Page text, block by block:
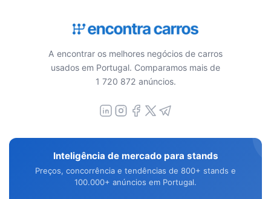
A encontrar os melhores negócios de carros
usados em Portugal. Comparamos mais de
1 720 872 anúncios.
Inteligência de mercado para stands
Preços, concorrência e tendências de 800+ stands e
100.000+ anúncios em Portugal.